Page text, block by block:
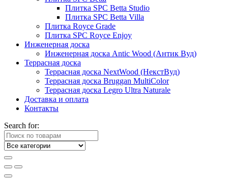
Плитка SPC Betta Studio
Плитка SPC Betta Villa
Плитка Royce Grade
Плитка SPC Royce Enjoy
Инженерная доска
Инженерная доска Antic Wood (Антик Вуд)
Террасная доска
Террасная доска NextWood (НекстВуд)
Террасная доска Bruggan MultiColor
Террасная доска Legro Ultra Naturale
Доставка и оплата
Контакты
Search for: